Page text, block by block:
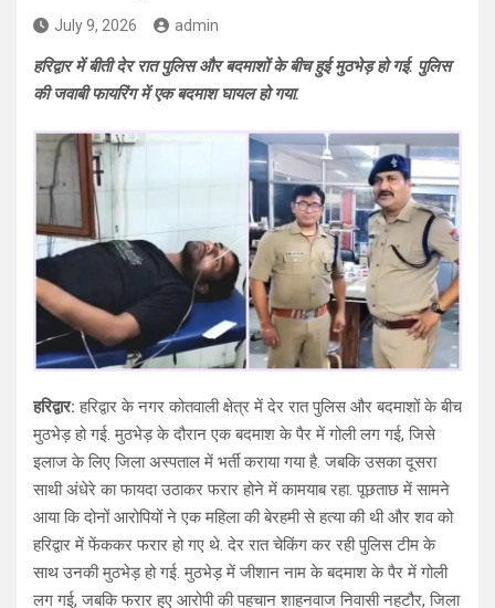
July 9, 2026 admin
हरिद्वार में बीती देर रात पुलिस और बदमाशों के बीच हुई मुठभेड़ हो गई. पुलिस
की जवाबी फायरिंग में एक बदमाश घायल हो गया.
हरिद्वार: हरिद्वार के नगर कोतवाली क्षेत्र में देर रात पुलिस और बदमाशों के बीच
मुठभेड़ हो गई. मुठभेड़ के दौरान एक बदमाश के पैर में गोली लग गई, जिसे
इलाज के लिए जिला अस्पताल में भर्ती कराया गया है. जबकि उसका दूसरा
साथी अंधेरे का फायदा उठाकर फरार होने में कामयाब रहा. पूछताछ में सामने
आया कि दोनों आरोपियों ने एक महिला की बेरहमी से हत्या की थी और शव को
हरिद्वार में फेंककर फरार हो गए थे. देर रात चेकिंग कर रही पुलिस टीम के
साथ उनकी मुठभेड़ हो गई. मुठभेड़ में जीशान नाम के बदमाश के पैर में गोली
लग गई, जबकि फरार हुए आरोपी की पहचान शाहनवाज निवासी नहटौर, जिला